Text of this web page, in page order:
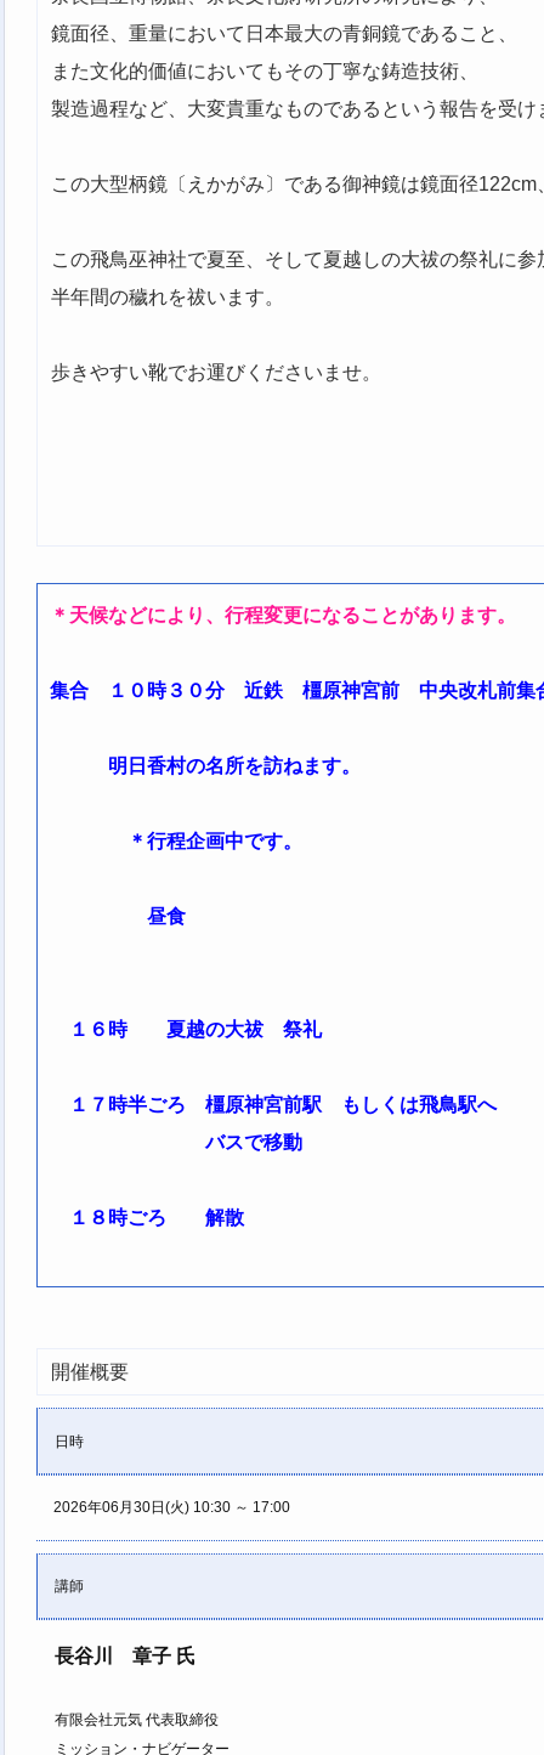
鏡面径、重量において日本最大の青銅鏡であること、
また文化的価値においてもその丁寧な鋳造技術、
製造過程など、大変貴重なものであるという報告を受け
この大型柄鏡〔えかがみ〕である御神鏡は鏡面径122cm
この飛鳥巫神社で夏至、そして夏越しの大祓の祭礼に参
半年間の穢れを祓います。
歩きやすい靴でお運びくださいませ。
＊天候などにより、行程変更になることがあります。
集合 １０時３０分 近鉄 橿原神宮前 中央改札前集
明日香村の名所を訪ねます。
＊行程企画中です。
昼食
１６時 夏越の大祓 祭礼
１７時半ごろ 橿原神宮前駅 もしくは飛鳥駅へ
バスで移動
１８時ごろ 解散
開催概要
日時
2026年06月30日(火) 10:30 ～ 17:00
講師
長谷川 章子 氏
有限会社元気 代表取締役
ミッション・ナビゲーター